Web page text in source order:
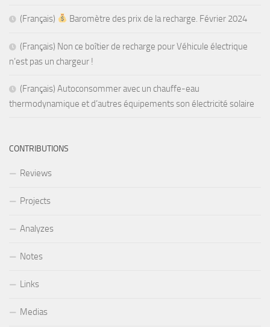
(Français) Baromètre des prix de la recharge. Février 2024
(Français) Non ce boîtier de recharge pour Véhicule électrique
n’est pas un chargeur !
(Français) Autoconsommer avec un chauffe-eau
thermodynamique et d’autres équipements son électricité solaire
CONTRIBUTIONS
Reviews
Projects
Analyzes
Notes
Links
Medias